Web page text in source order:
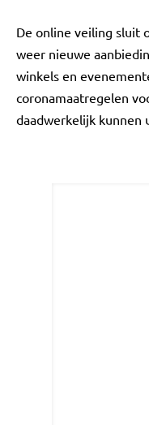
De online veiling sluit
weer nieuwe
winkels en
coronamaatregelen
daadwerkelijk kunnen